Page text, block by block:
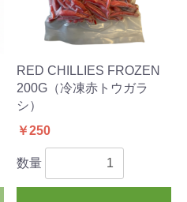
RED CHILLIES FROZEN
200G（冷凍赤トウガラ
シ）
￥250
数量